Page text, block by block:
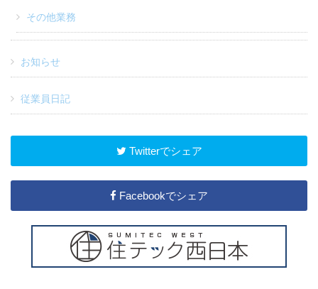
その他業務
お知らせ
従業員日記
Twitterでシェア
Facebookでシェア